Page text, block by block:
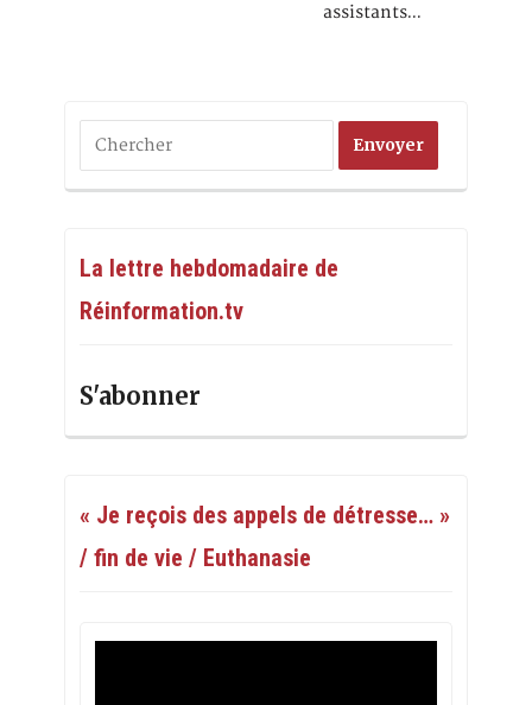
assistants…
La lettre hebdomadaire de
Réinformation.tv
S'abonner
« Je reçois des appels de détresse… »
/ fin de vie / Euthanasie